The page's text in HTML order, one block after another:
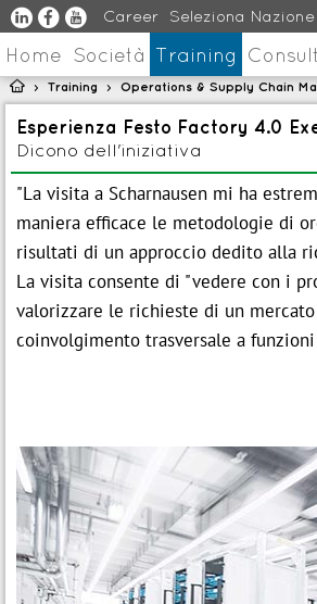
u s v Career Seleziona Nazione
Home Società Training
 > Training > Operations & Supply Chain
Esperienza Festo Factory 4.0
Dicono dell'iniziativa
"La visita a Scharnausen mi ha
maniera efficace le metodologie di
risultati di un approccio dedito alla
La visita consente di "vedere con i
valorizzare le richieste di un
coinvolgimento trasversale a